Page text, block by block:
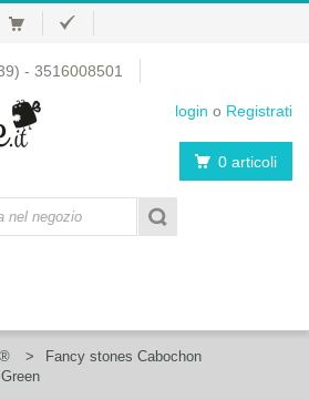
- 3516008501
login o Registrati
0 articoli
Fancy stones Cabochon